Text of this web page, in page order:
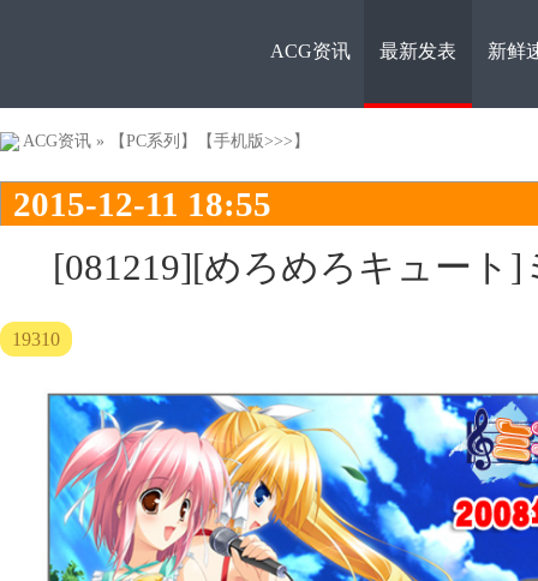
ACG资
ACG资讯 最新发表 新鲜
ACG资讯 » 【PC系列】 【手机版>>>】
2015-12-11 18:55
[081219][めろめろキュート
19310